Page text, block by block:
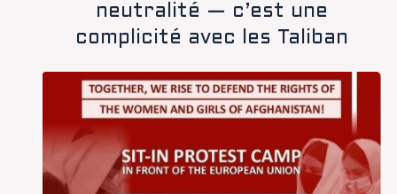
neutralité — c’est une
complicité avec les Taliban